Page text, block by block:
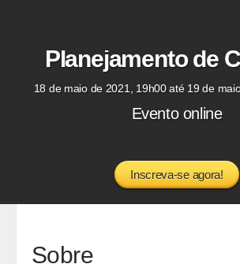
Planejamento de
18 de maio de 2021, 19h00 até 19 de
Evento online
Inscreva-se agora!
Sobre